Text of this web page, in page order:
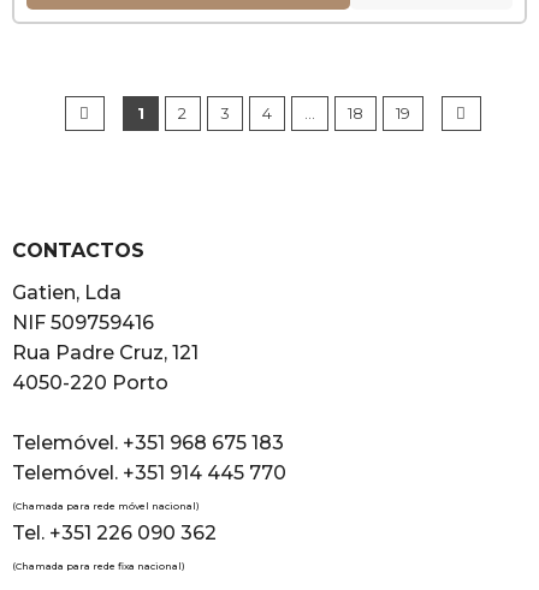
1 2 3 4 … 18 19
CONTACTOS
Gatien, Lda
NIF 509759416
Rua Padre Cruz, 121
4050-220 Porto
Telemóvel. +351 968 675 183
Telemóvel. +351 914 445 770
(Chamada para rede móvel nacional)
Tel. +351 226 090 362
(Chamada para rede fixa nacional)